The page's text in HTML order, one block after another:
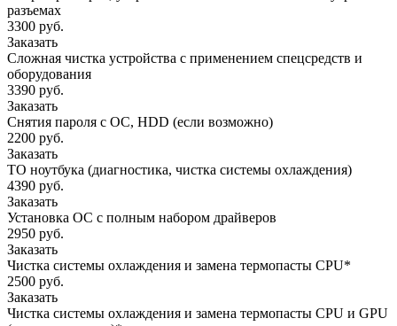
разъемах
3300 руб.
Заказать
Сложная чистка устройства с применением спецсредств и
оборудования
3390 руб.
Заказать
Снятия пароля с OC, HDD (если возможно)
2200 руб.
Заказать
ТО ноутбука (диагностика, чистка системы охлаждения)
4390 руб.
Заказать
Установка ОС с полным набором драйверов
2950 руб.
Заказать
Чистка системы охлаждения и замена термопасты CPU*
2500 руб.
Заказать
Чистка системы охлаждения и замена термопасты CPU и GPU